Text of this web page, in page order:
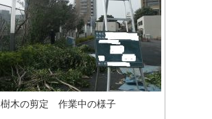
樹木の剪定 作業中の様子